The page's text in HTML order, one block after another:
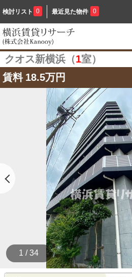
検討リスト 0 最近見た物件 0
クオス新横浜（1室）
賃料 18.5万円
1 / 34